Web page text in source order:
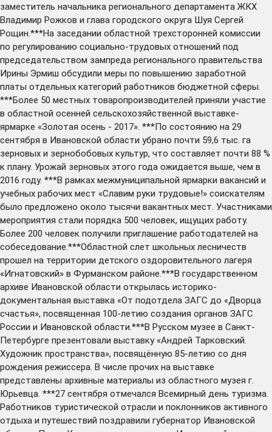
заместитель начальника регионального департамента ЖКХ
Владимир Рожков и глава городского округа Шуя Сергей
Рощин.***На заседании областной трехсторонней комиссии
по регулированию социально-трудовых отношений под
председательством зампреда регионального правительства
Ирины Эрмиш обсудили меры по повышению заработной
платы отдельных категорий работников бюджетной сферы.
***Более 50 местных товаропроизводителей приняли участие
в областной осенней сельскохозяйственной выставке-
ярмарке «Золотая осень - 2017». ***По состоянию на 29
сентября в Ивановской области убрано почти 59,6 тыс. га
зерновых и зернобобовых культур, что составляет почти 88 %
к плану. Урожай зерновых этого года ожидается выше, чем в
2016 году. ***В рамках межмуниципальной ярмарки вакансий и
учебных рабочих мест «Славим руки трудовые!» соискателям
было предложено около тысячи вакантных мест. Участниками
мероприятия стали порядка 500 человек, ищущих работу.
Более 200 человек получили приглашение работодателей на
собеседование.***Областной слет школьных лесничеств
прошел на территории детского оздоровительного лагеря
«Игнатовский» в Фурманском районе.***В государственном
архиве Ивановской области открылась историко-
документальная выставка «От подотдела ЗАГС до «Дворца
счастья», посвященная 100-летию создания органов ЗАГС
России и Ивановской области.***В Русском музее в Санкт-
Петербурге презентовали выставку «Андрей Тарковский.
Художник пространства», посвящённую 85-летию со дня
рождения режиссера. В числе прочих на выставке
представлены архивные материалы из областного музея г.
Юрьевца. ***27 сентября отмечался Всемирный день туризма.
Работников туристической отрасли и поклонников активного
отдыха и путешествий поздравили губернатор Ивановской